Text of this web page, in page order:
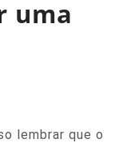
uma
lembrar que o